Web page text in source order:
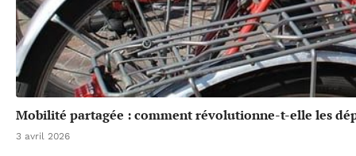
Mobilité partagée : comment révolutionne-t-elle les
3 avril 2026